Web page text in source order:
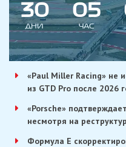
30
ДНИ
05
ЧАС
«Paul Miller Racing» не
из GTD Pro после 2026
«Porsche»
несмотря на
Формула E